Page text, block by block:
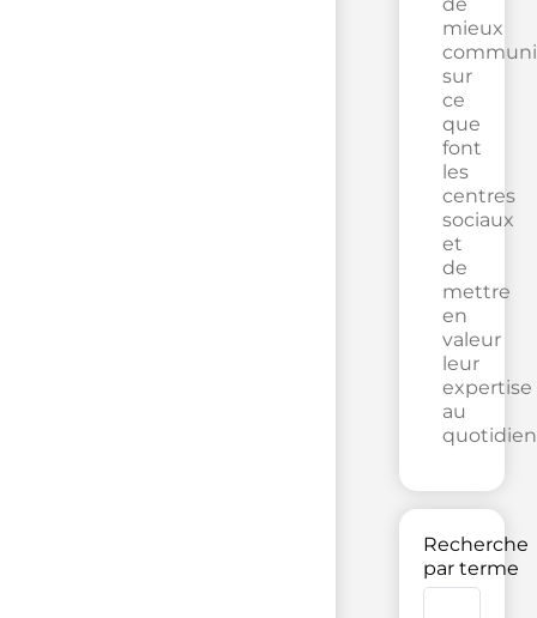
mieux
sur
ce
que
font
les
centres
sociaux
et
de
mettre
en
valeur
leur
expertise
au
Recherche
par terme